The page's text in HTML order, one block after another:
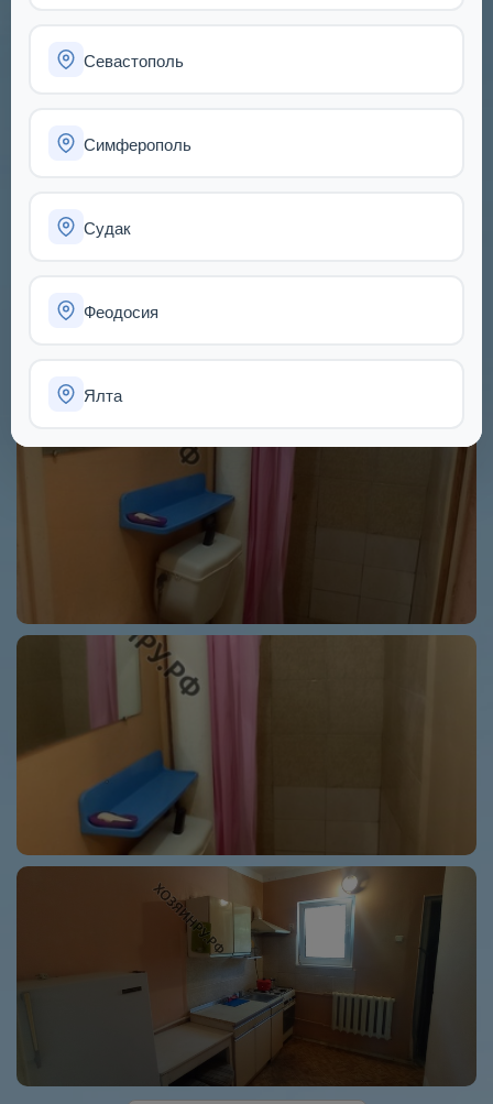
Ближайшая остановка: "Горка" 600 метров от остановки.
Комиссия по факту заселения
Севастополь
Симферополь
Судак
Феодосия
Ялта